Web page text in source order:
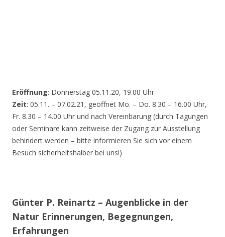
Eröffnung: Donnerstag 05.11.20, 19.00 Uhr
Zeit: 05.11. – 07.02.21, geöffnet Mo. – Do. 8.30 – 16.00 Uhr,
Fr. 8.30 – 14.00 Uhr und nach Vereinbarung (durch Tagungen
oder Seminare kann zeitweise der Zugang zur Ausstellung
behindert werden – bitte informieren Sie sich vor einem
Besuch sicherheitshalber bei uns!)
Günter P. Reinartz – Augenblicke in der
Natur Erinnerungen, Begegnungen,
Erfahrungen